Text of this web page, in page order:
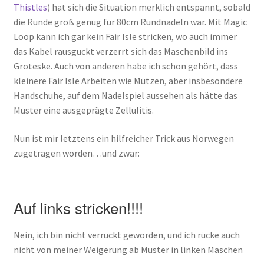
Thistles) hat sich die Situation merklich entspannt, sobald
die Runde groß genug für 80cm Rundnadeln war. Mit Magic
Loop kann ich gar kein Fair Isle stricken, wo auch immer
das Kabel rausguckt verzerrt sich das Maschenbild ins
Groteske. Auch von anderen habe ich schon gehört, dass
kleinere Fair Isle Arbeiten wie Mützen, aber insbesondere
Handschuhe, auf dem Nadelspiel aussehen als hätte das
Muster eine ausgeprägte Zellulitis.
Nun ist mir letztens ein hilfreicher Trick aus Norwegen
zugetragen worden…und zwar:
Auf links stricken!!!!
Nein, ich bin nicht verrückt geworden, und ich rücke auch
nicht von meiner Weigerung ab Muster in linken Maschen